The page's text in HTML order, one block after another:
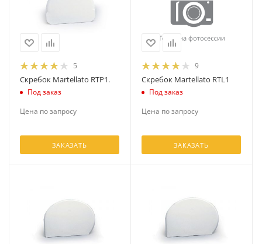
5
Скребок Martellato RTP1.
Под заказ
Цена по запросу
ЗАКАЗАТЬ
9
Скребок Martellato RTL1
Под заказ
Цена по запросу
ЗАКАЗАТЬ